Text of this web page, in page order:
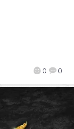
0 0